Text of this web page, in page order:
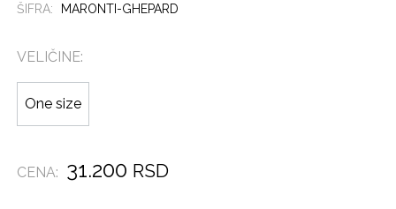
ŠIFRA: MARONTI-GHEPARD
VELIČINE:
One size
CENA: 31.200 RSD